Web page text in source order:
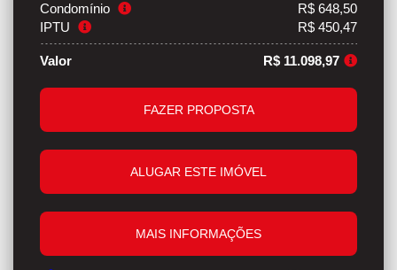
Condomínio
R$ 648,50
IPTU
R$ 450,47
Valor R$ 11.098,97
FAZER PROPOSTA
ALUGAR ESTE IMÓVEL
MAIS INFORMAÇÕES